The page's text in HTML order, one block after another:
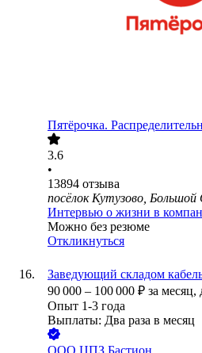
Пятёрочка.
3.6
•
13894 отзыва
посёлок Кутузово,
Интервью о жизни в
Можно без резюме
Откликнуться
Заведующий складом
90 000 – 100 000 ₽ за месяц,
Опыт 1-3 года
Выплаты: Два раза в месяц